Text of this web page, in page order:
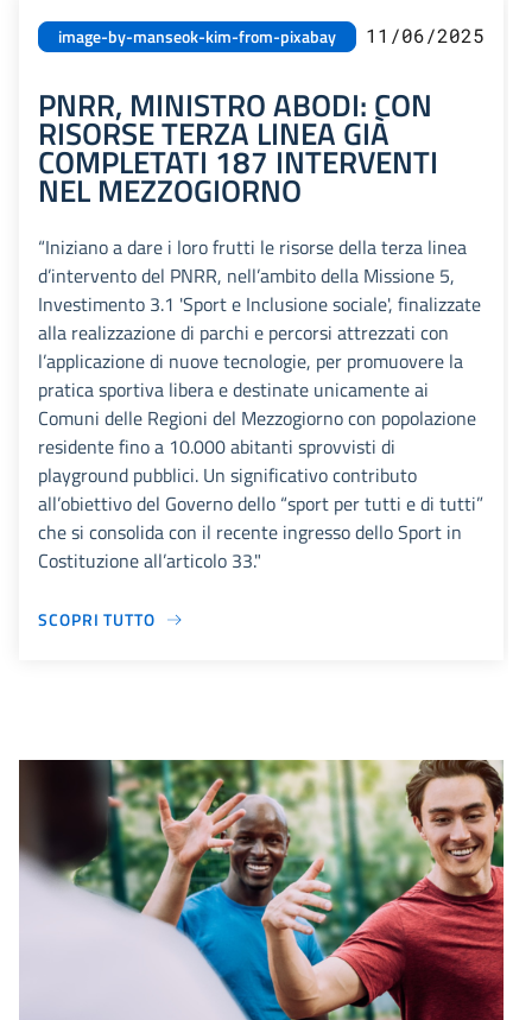
image-by-manseok-kim-from-pixabay 11/06/2025
PNRR, MINISTRO ABODI: CON
RISORSE TERZA LINEA GIÀ
COMPLETATI 187 INTERVENTI
NEL MEZZOGIORNO
“Iniziano a dare i loro frutti le risorse della terza linea
d’intervento del PNRR, nell’ambito della Missione 5,
Investimento 3.1 'Sport e Inclusione sociale', finalizzate
alla realizzazione di parchi e percorsi attrezzati con
l’applicazione di nuove tecnologie, per promuovere la
pratica sportiva libera e destinate unicamente ai
Comuni delle Regioni del Mezzogiorno con popolazione
residente fino a 10.000 abitanti sprovvisti di
playground pubblici. Un significativo contributo
all’obiettivo del Governo dello “sport per tutti e di tutti”
che si consolida con il recente ingresso dello Sport in
Costituzione all’articolo 33."
SCOPRI TUTTO